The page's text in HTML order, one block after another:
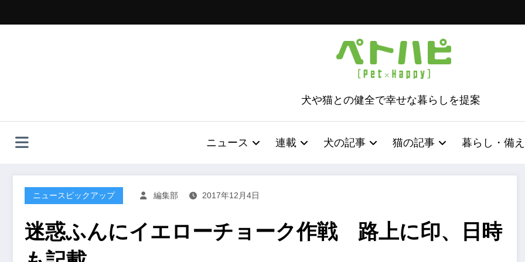
ッ
犬や猫との健全で幸せな暮らしを提案
ニュース 連載 犬の記事 猫の記事 暮らし・備え
ニュースピックアップ 編集部 2017年12月4日
迷惑ふんにイエローチョーク作戦 路上に印、日時